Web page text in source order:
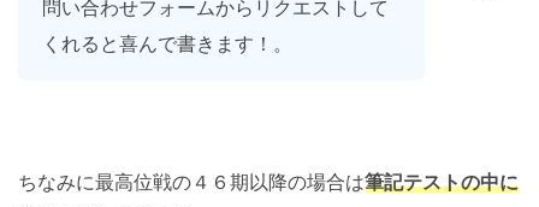
問い合わせフォームからリクエストして
くれると喜んで書きます！。
ちなみに最高位戦の４６期以降の場合は筆記テストの中に